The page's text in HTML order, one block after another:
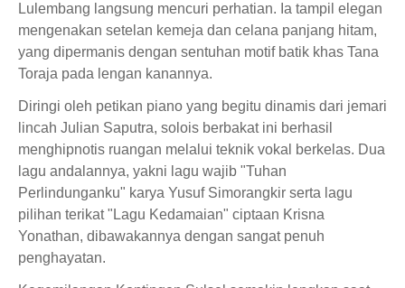
Lulembang langsung mencuri perhatian. Ia tampil elegan
mengenakan setelan kemeja dan celana panjang hitam,
yang dipermanis dengan sentuhan motif batik khas Tana
Toraja pada lengan kanannya.
Diringi oleh petikan piano yang begitu dinamis dari jemari
lincah Julian Saputra, solois berbakat ini berhasil
menghipnotis ruangan melalui teknik vokal berkelas. Dua
lagu andalannya, yakni lagu wajib "Tuhan
Perlindunganku" karya Yusuf Simorangkir serta lagu
pilihan terikat "Lagu Kedamaian" ciptaan Krisna
Yonathan, dibawakannya dengan sangat penuh
penghayatan.